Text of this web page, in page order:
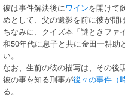
彼は事件解決後にワインを開けて
めとして、父の遺影を前に彼が開
ちなみに、クイズ本「謎ときファ
和50年代に息子と共に金田一耕助
い。
なお、生前の彼の描写は、その後
彼の事を知る刑事が後々の事件（
る。